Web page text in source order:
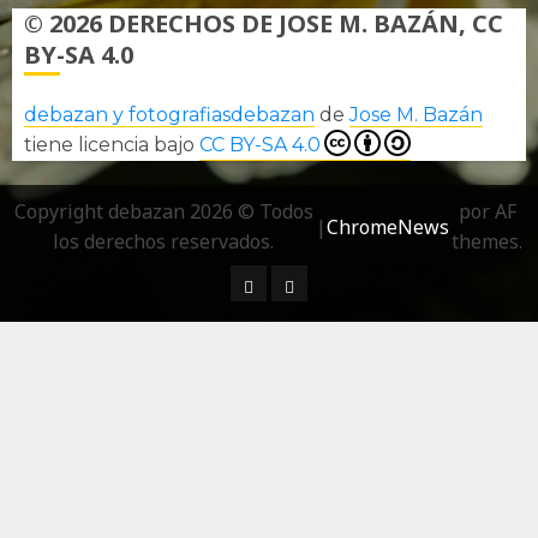
© 2026 DERECHOS DE JOSE M. BAZÁN, CC
BY-SA 4.0
debazan y fotografiasdebazan deJose M. Bazán
tiene licencia bajo CC BY-SA 4.0
Copyright debazan 2026 © Todos
los derechos reservados.
|ChromeNews
por AF
themes.
¿ Quién soy…?
Más información sobre las